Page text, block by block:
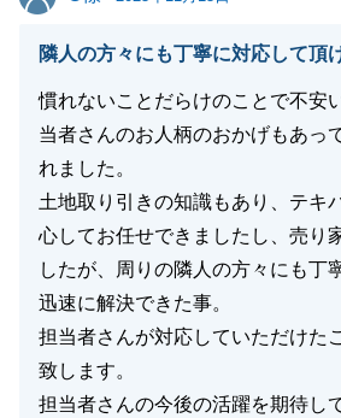
閉じる
隣人の方々にも丁寧に対応して頂
慣れないことだらけのことで不安
当者さんのお人柄のおかげもあっ
れました。
土地取り引きの知識もあり、テキ
心してお任せできましたし、売り
したが、周りの隣人の方々にも丁
迅速に解決できた事。
担当者さんが対応していただけた
致します。
担当者さんの今後の活躍を期待し